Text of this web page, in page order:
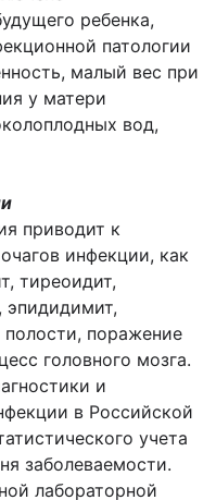
ребенка,
патологии
малый вес при
у матери
вод,
приводит к
инфекции, как
тиреоидит,
эпидидимит,
поражение
головного мозга.
и
в Российской
учета
заболеваемости.
лабораторной